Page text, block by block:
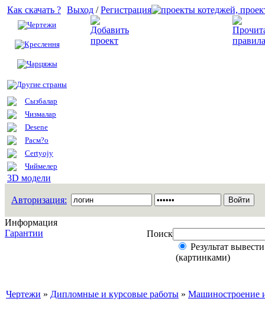
Как скачать ?
Чертежи
Креслення
Чарцяжы
Другие страны
Сызбалар
Чизмалар
Desene
Расм?о
Certyojy
Чиймелер
3D модели
Выход /Регистрация
Авторизация:
Информация
Гарантии
Поиск
Результат
(картинками)
Чертежи » Дипломные и курсовые работы » Машиностроение